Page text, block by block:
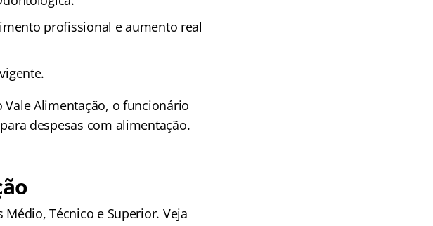
profissional e aumento real
Vale Alimentação, o funcionário
despesas com alimentação.
Técnico e Superior. Veja